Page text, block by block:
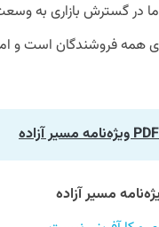
ما در گسترش بازاری به
همه فروشندگان است و